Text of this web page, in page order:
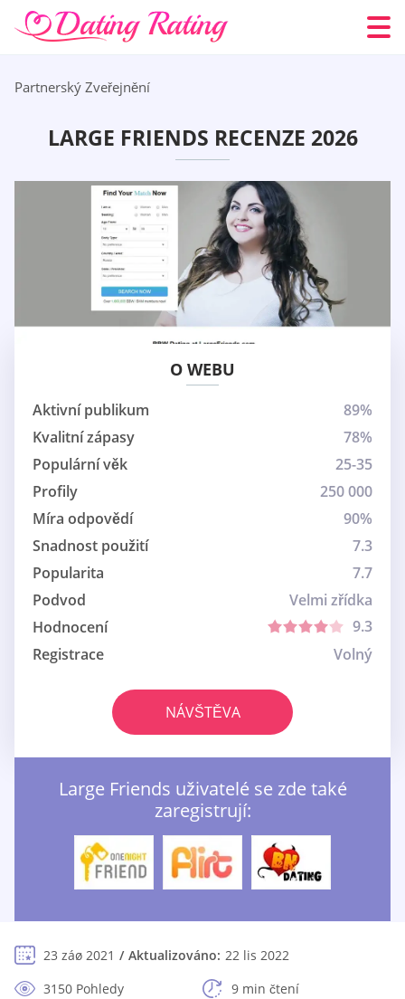
Partnerský Zveřejnění
LARGE FRIENDS RECENZE 2026
O WEBU
Aktivní publikum
89%
Kvalitní zápasy
78%
Populární věk
25-35
Profily
250 000
Míra odpovědí
90%
Snadnost použití
7.3
Popularita
7.7
Podvod
Velmi zřídka
Hodnocení
9.3
Registrace
Volný
NÁVŠTĚVA
Large Friends uživatelé se zde také
zaregistrují:
23 záø 2021 Aktualizováno: 22 lis 2022
3150 Pohledy
9 min čtení